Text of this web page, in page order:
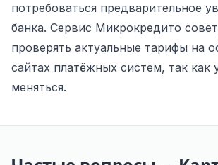
потребоваться предварительное
банка. Сервис Микрокредито
проверять актуальные тарифы на
сайтах платёжных систем, так как
меняться.